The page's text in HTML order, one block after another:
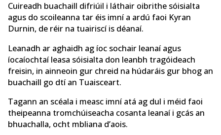
Cuireadh buachaill difriúil i láthair oibrithe sóisialta
agus do scoileanna tar éis imní a ardú faoi Kyran
Durnin, de réir na tuairiscí is déanaí.
Leanadh ar aghaidh ag íoc sochair leanaí agus
íocaíochtaí leasa sóisialta don leanbh tragóideach
freisin, in ainneoin gur chreid na húdaráis gur bhog an
buachaill go dtí an Tuaisceart.
Tagann an scéala i measc imní atá ag dul i méid faoi
theipeanna tromchúiseacha cosanta leanaí i gcás an
bhuachalla, ocht mbliana d’aois.